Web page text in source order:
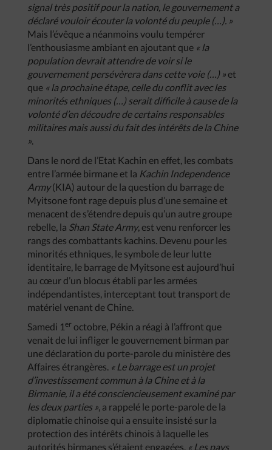
signal très positif pour la nation, le gouvernement a
déclaré vouloir écouter la volonté du peuple (…). »
Mais l’évêque a néanmoins voulu tempérer
l’enthousiasme ambiant en ajoutant que « la
population devrait attendre de voir si le
gouvernement persévèrera dans cette voie (…) » et
que « la prochaine étape, celle du conflit avec les
minorités ethniques (…) serait difficile à cause de la
volonté d’en découdre de certains responsables
militaires mais aussi du fait des intérêts de la Chine
».
Dans le nord de l’Etat Kachin en effet, les combats
entre l’armée birmane et la Kachin Independence
Army(KIA) autour de la question du barrage de
Myitsone font rage depuis plus d’une semaine et
menacent de s’étendre depuis qu’un autre groupe
rebelle, la Shan State Army, est venu renforcer les
rangs des combattants kachins. Devenu pour les
minorités ethniques, le symbole de leur lutte
identitaire, le barrage de Myitsone est aujourd’hui
au cœur d’un blocus établi par les armées
indépendantistes, interceptant tout transport de
matériel venant de Chine.
Samedi 1 er octobre, Pékin a réagi à l’affront que
venait de lui infliger le gouvernement birman par
une déclaration du porte-parole du ministère des
Affaires étrangères. « Le barrage est un projet
d’investissement commun à la Chine et à la
Birmanie, il a été consciencieusement examiné par
les deux parties », a rappelé le porte-parole de la
diplomatie chinoise qui a ensuite insisté sur la
protection des intérêts chinois à laquelle les
autorités birmanes s’étaient engagées. « Les pays